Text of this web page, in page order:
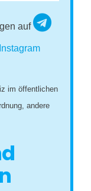
auf
im öffentlichen
andere